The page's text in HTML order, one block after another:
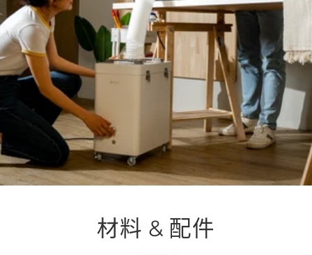
材料 & 配件